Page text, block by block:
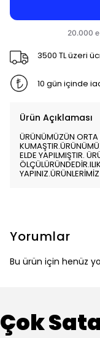
3500 TL üzeri
10 gün içinde
Ürün Açıklaması
ÜRÜNÜMÜZÜN ORTA
ELDE YAPILMIŞTIR.
Yorumlar
Bu ürün için henüz
Çok